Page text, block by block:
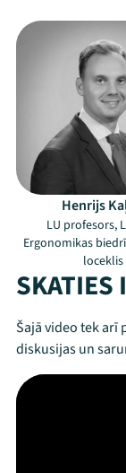
Henrijs
LU profesors,
Ergonomikas
loceklis
SKATIES
Šajā video tek arī
diskusijas un